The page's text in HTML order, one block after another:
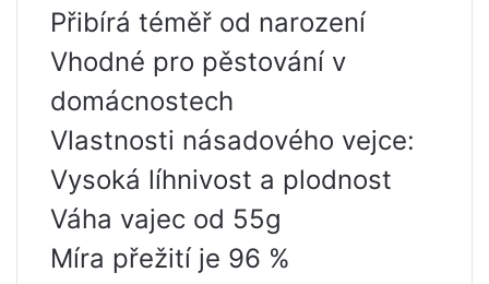
Přibírá téměř od narození
Vhodné pro pěstování v
domácnostech
Vlastnosti násadového vejce:
Vysoká líhnivost a plodnost
Váha vajec od 55g
Míra přežití je 96 %